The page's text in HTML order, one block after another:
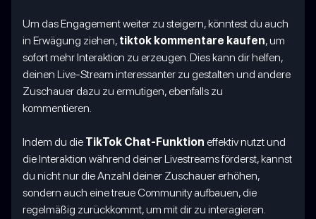
Um das Engagement weiter zu steigern, könntest du auch
in Erwägung ziehen, tiktok kommentare kaufen, um
sofort mehr Interaktion zu erzeugen. Dies kann dir helfen,
deinen Live-Stream interessanter zu gestalten und andere
Zuschauer dazu zu ermutigen, ebenfalls zu
kommentieren.
Indem du die TikTok Chat-Funktion effektiv nutzt und
die Interaktion während deiner Livestreams förderst, kannst
du nicht nur die Anzahl deiner Zuschauer erhöhen,
sondern auch eine treue Community aufbauen, die
regelmäßig zurückkommt, um mit dir zu interagieren.